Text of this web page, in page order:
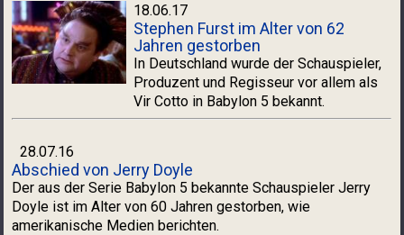
18.06.17
Stephen Furst im Alter von 62
Jahren gestorben
In Deutschland wurde der Schauspieler,
Produzent und Regisseur vor allem als
Vir Cotto in Babylon 5 bekannt.
28.07.16
Abschied von Jerry Doyle
Der aus der Serie Babylon 5 bekannte Schauspieler Jerry
Doyle ist im Alter von 60 Jahren gestorben, wie
amerikanische Medien berichten.